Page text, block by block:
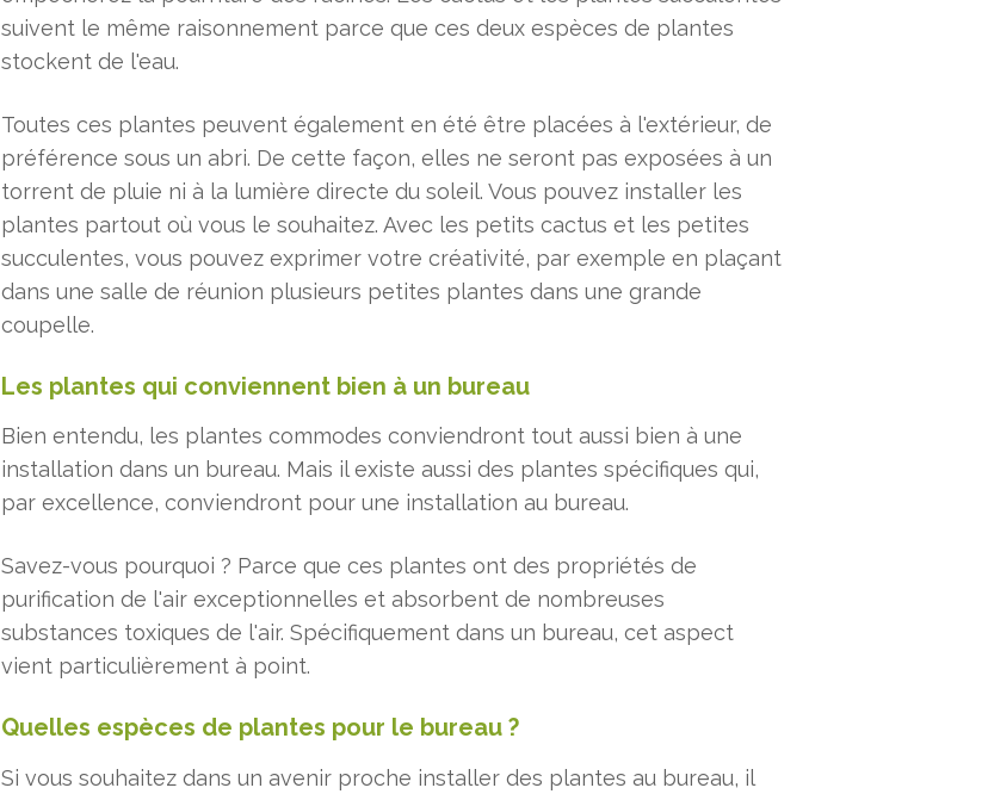
suivent le même raisonnement parce que ces deux espèces de plantes
stockent de l'eau.
Toutes ces plantes peuvent également en été être placées à l'extérieur, de
préférence sous un abri. De cette façon, elles ne seront pas exposées à un
torrent de pluie ni à la lumière directe du soleil. Vous pouvez installer les
plantes partout où vous le souhaitez. Avec les petits cactus et les petites
succulentes, vous pouvez exprimer votre créativité, par exemple en plaçant
dans une salle de réunion plusieurs petites plantes dans une grande
coupelle.
Les plantes qui conviennent bien à un bureau
Bien entendu, les plantes commodes conviendront tout aussi bien à une
installation dans un bureau. Mais il existe aussi des plantes spécifiques qui,
par excellence, conviendront pour une installation au bureau.
Savez-vous pourquoi ? Parce que ces plantes ont des propriétés de
purification de l'air exceptionnelles et absorbent de nombreuses
substances toxiques de l'air. Spécifiquement dans un bureau, cet aspect
vient particulièrement à point.
Quelles espèces de plantes pour le bureau ?
Si vous souhaitez dans un avenir proche installer des plantes au bureau, il